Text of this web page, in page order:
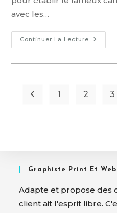
avec les…
Continuer La Lecture
1 2 3
Graphiste Print Et Web
Adapte et propose des
client ait l'esprit libre.